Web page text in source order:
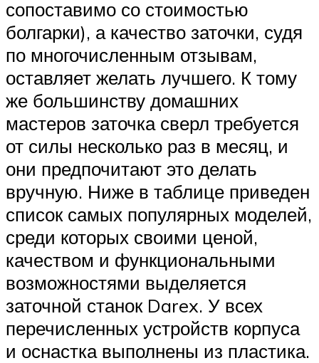
сопоставимо со стоимостью
болгарки), а качество заточки, судя
по многочисленным отзывам,
оставляет желать лучшего. К тому
же большинству домашних
мастеров заточка сверл требуется
от силы несколько раз в месяц, и
они предпочитают это делать
вручную. Ниже в таблице приведен
список самых популярных моделей,
среди которых своими ценой,
качеством и функциональными
возможностями выделяется
заточной станок Darex. У всех
перечисленных устройств корпуса
и оснастка выполнены из пластика.